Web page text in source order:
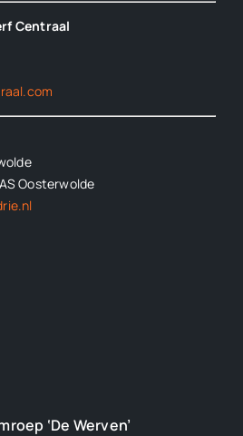
Centraal
Oosterwolde
‘De Werven’